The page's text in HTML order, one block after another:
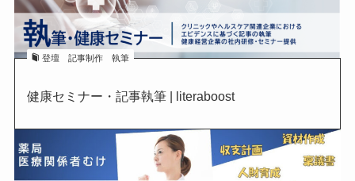
登壇 記事制作 執筆
健康セミナー・記事執筆 | literaboost